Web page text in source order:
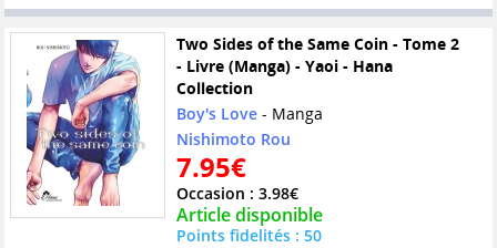
Two Sides of the Same Coin - Tome 2
- Livre (Manga) - Yaoi - Hana
Collection
Boy's Love- Manga
Nishimoto Rou
7.95€
Occasion : 3.98€
Article disponible
Points fidelités : 50